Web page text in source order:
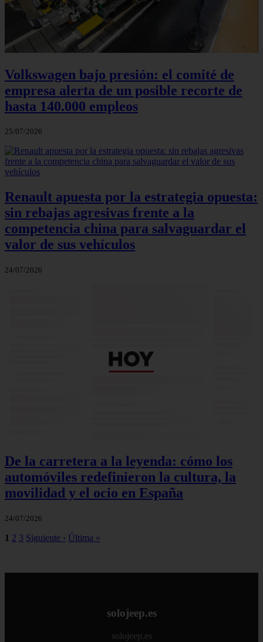
Volkswagen bajo presión: el comité de
empresa alerta de un posible recorte de
hasta 140.000 empleos
25/07/2026
Renault apuesta por la estrategia opuesta:
sin rebajas agresivas frente a la
competencia china para salvaguardar el
valor de sus vehículos
24/07/2026
De la carretera a la leyenda: cómo los
automóviles redefinieron la cultura, la
movilidad y el ocio en España
24/07/2026
1 2 3 Siguiente › Última »
solojeep.es
solojeep.es